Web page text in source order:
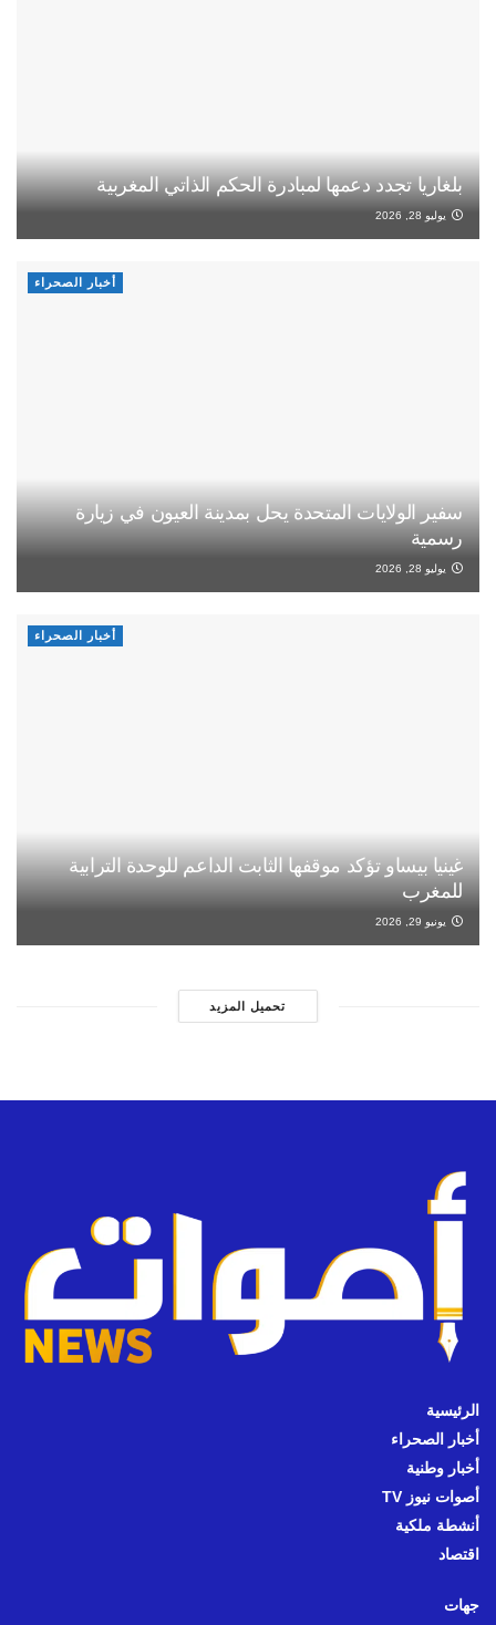
بلغاريا تجدد دعمها لمبادرة الحكم الذاتي المغربية
يوليو 28, 2026
أخبار الصحراء
سفير الولايات المتحدة يحل بمدينة العيون في زيارة
رسمية
يوليو 28, 2026
أخبار الصحراء
غينيا بيساو تؤكد موقفها الثابت الداعم للوحدة الترابية
للمغرب
يونيو 29, 2026
تحميل المزيد
الرئيسية
أخبار الصحراء
أخبار وطنية
أصوات نيوز TV
أنشطة ملكية
اقتصاد
جهات